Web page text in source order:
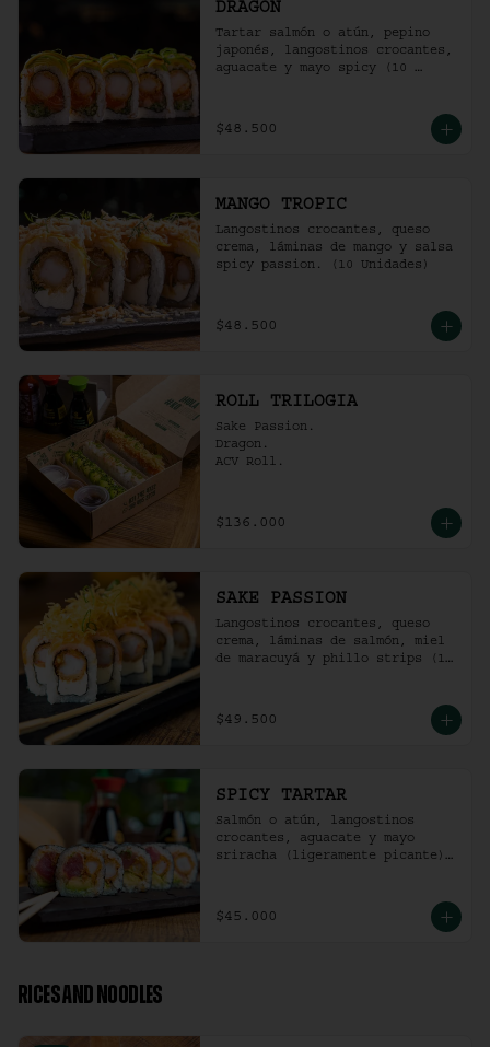
DRAGON
Tartar salmón o atún, pepino
japonés, langostinos crocantes,
aguacate y mayo spicy (10
$48.500
MANGO TROPIC
Langostinos crocantes, queso
crema, láminas de mango y salsa
spicy passion. (10 Unidades)
$48.500
ROLL TRILOGIA
Sake Passion.
Dragon.
ACV Roll.
$136.000
SAKE PASSION
Langostinos crocantes, queso
crema, láminas de salmón, miel
de maracuyá y phillo strips (10
$49.500
SPICY TARTAR
Salmón o atún, langostinos
crocantes, aguacate y mayo
sriracha (ligeramente picante).
$45.000
RICES AND NOODLES